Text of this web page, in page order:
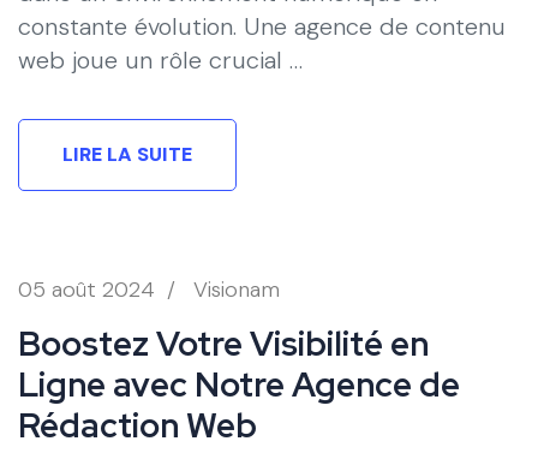
constante évolution. Une agence de contenu
web joue un rôle crucial …
LIRE LA SUITE
05 août 2024 / Visionam
Boostez Votre Visibilité en
Ligne avec Notre Agence de
Rédaction Web